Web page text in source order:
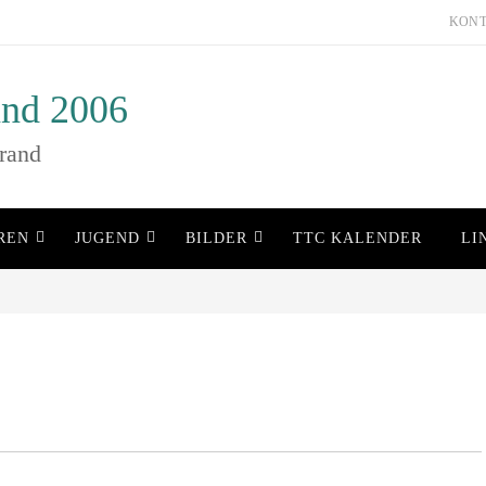
2006
JUGEND BILDER TTC KALENDER